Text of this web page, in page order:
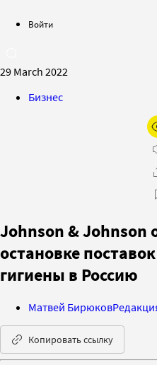
Войти
29 March 2022
Бизнес
Johnson & Johnson
остановке
гигиены в Россию
Матвей Бирюков
Копировать ссылку